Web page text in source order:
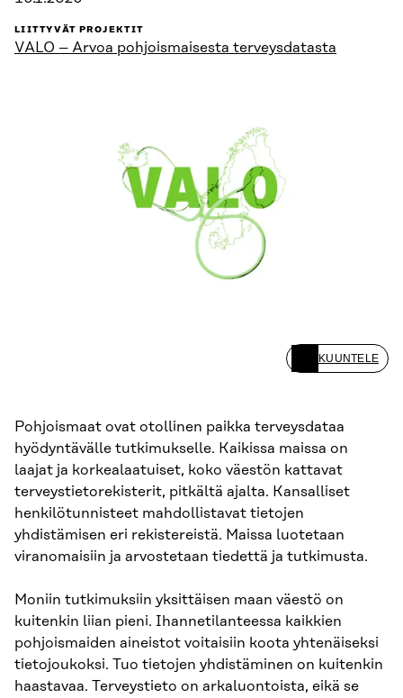
LIITTYVÄT PROJEKTIT
VALO – Arvoa pohjoismaisesta terveysdatasta
KUUNTELE
Pohjoismaat ovat otollinen paikka terveysdataa
hyödyntävälle tutkimukselle. Kaikissa maissa on
laajat ja korkealaatuiset, koko väestön kattavat
terveystietorekisterit, pitkältä ajalta. Kansalliset
henkilötunnisteet mahdollistavat tietojen
yhdistämisen eri rekistereistä. Maissa luotetaan
viranomaisiin ja arvostetaan tiedettä ja tutkimusta.
Moniin tutkimuksiin yksittäisen maan väestö on
kuitenkin liian pieni. Ihannetilanteessa kaikkien
pohjoismaiden aineistot voitaisiin koota yhtenäiseksi
tietojoukoksi. Tuo tietojen yhdistäminen on kuitenkin
haastavaa. Terveystieto on arkaluontoista, eikä se